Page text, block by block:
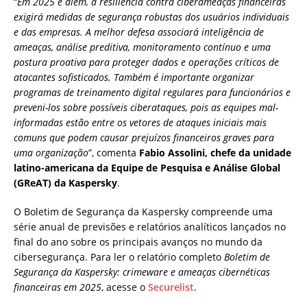
exigirá medidas de segurança robustas dos usuários individuais
e das empresas. A melhor defesa associará inteligência de
ameaças, análise preditiva, monitoramento contínuo e uma
postura proativa para proteger dados e operações críticos de
atacantes sofisticados. Também é importante organizar
programas de treinamento digital regulares para funcionários e
preveni-los sobre possíveis ciberataques, pois as equipes mal-
informadas estão entre os vetores de ataques iniciais mais
comuns que podem causar prejuízos financeiros graves para
uma organização”, comenta Fabio Assolini, chefe da unidade
latino-americana da Equipe de Pesquisa e Análise Global
(GReAT) da Kaspersky.
O Boletim de Segurança da Kaspersky compreende uma
série anual de previsões e relatórios analíticos lançados no
final do ano sobre os principais avanços no mundo da
cibersegurança. Para ler o relatório completo Boletim de
Segurança da Kaspersky: crimeware e ameaças cibernéticas
financeiras em 2025, acesse o Securelist.